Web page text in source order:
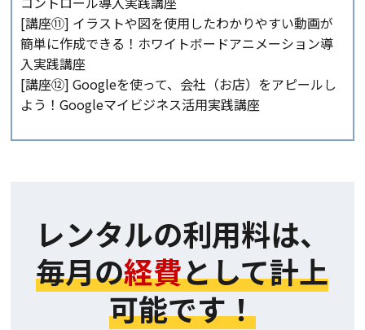
[講座⑪] イラストや図を使用したわかりやすい動画が
簡単に作成できる！ホワイトボードアニメーション導
入実践講座
[講座⑫] Googleを使って、会社（お店）をアピールし
よう！Googleマイビジネス活用実践講座
レンタルの利用料は、
毎月の経費として計上
可能です！